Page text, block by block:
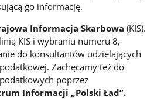
go informację.
Informacja Skarbowa (KIS).
KIS i wybraniu numeru 8,
do konsultantów udzielających
Zachęcamy też do
poprzez
Informacji „Polski Ład”.